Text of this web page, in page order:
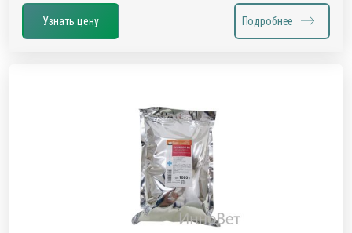
Узнать цену Подробнее